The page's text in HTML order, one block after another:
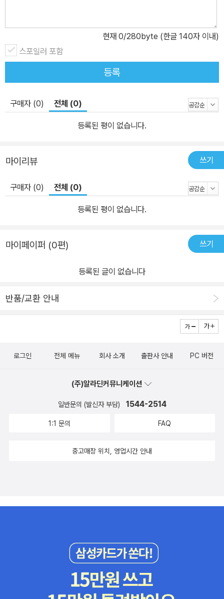
현재 0/280byte (한글 140자 이내)
스포일러 포함
등록
구매자 (0) 전체 (0)
등록된 평이 없습니다.
마이리뷰 쓰기
구매자 (0) 전체 (0)
등록된 평이 없습니다.
마이페이퍼 (0편) 쓰기
등록된 글이 없습니다
반품/교환 안내
로그인 전체 메뉴 회사 소개 출판사 안내 PC 버전
(주)알라딘커뮤니케이션
일반문의 (발신자 부담) 1544-2514
1:1 문의 FAQ
중고매장 위치, 영업시간 안내